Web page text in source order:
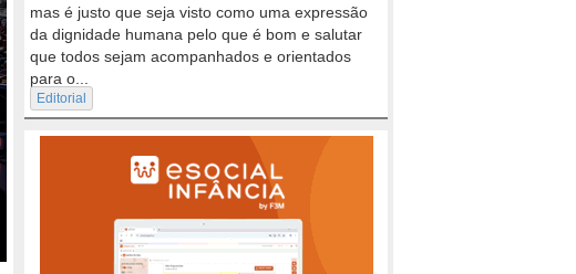
mas é justo que seja visto como uma expressão
da dignidade humana pelo que é bom e salutar
que todos sejam acompanhados e orientados
para o...
Editorial